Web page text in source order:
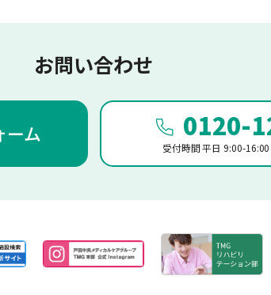
お問い合わせ
ーム 0120-
受付時間 平日 9:00-